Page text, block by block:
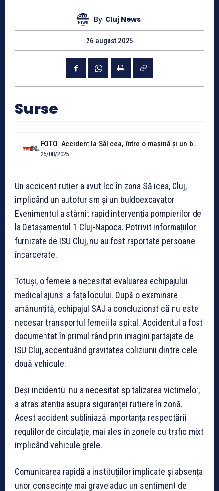
By Cluj News
26 august 2025
Surse
FOTO. Accident la Sălicea, între o mașină și un buldoexcavator. O femeie...
25/08/2025
Un accident rutier a avut loc în zona Sălicea, Cluj,
implicând un autoturism și un buldoexcavator.
Evenimentul a stârnit rapid intervenția pompierilor de
la Detașamentul 1 Cluj-Napoca. Potrivit informațiilor
furnizate de ISU Cluj, nu au fost raportate persoane
încarcerate.
Totuși, o femeie a necesitat evaluarea echipajului
medical ajuns la fața locului. După o examinare
amănunțită, echipajul SAJ a concluzionat că nu este
necesar transportul femeii la spital. Accidentul a fost
documentat în primul rând prin imagini partajate de
ISU Cluj, accentuând gravitatea coliziunii dintre cele
două vehicule.
Deși incidentul nu a necesitat spitalizarea victimelor,
a atras atenția asupra siguranței rutiere în zonă.
Acest accident subliniază importanța respectării
regulilor de circulație, mai ales în zonele cu trafic mixt
implicând vehicule grele.
Comunicarea rapidă a instituțiilor implicate și absența
unor consecințe mai grave aduc un sentiment de